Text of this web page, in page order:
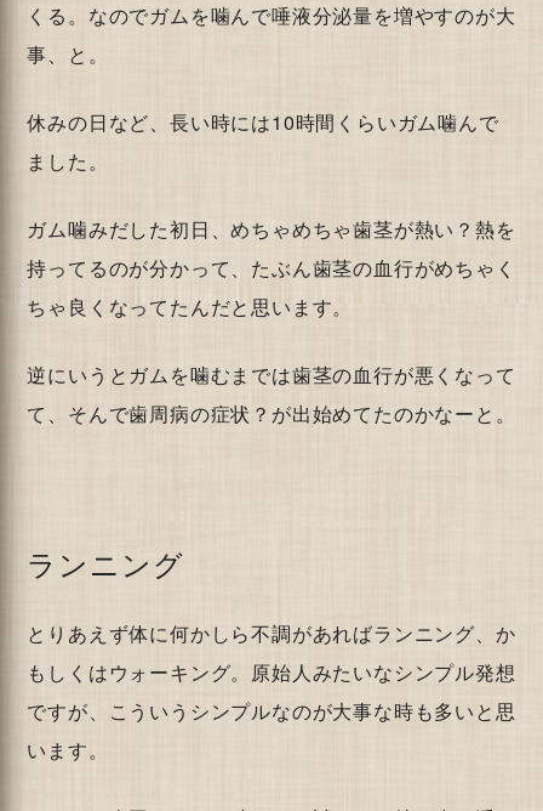
くる。なのでガムを噛んで唾液分泌量を増やすのが大
事、と。
休みの日など、長い時には10時間くらいガム噛んで
ました。
ガム噛みだした初日、めちゃめちゃ歯茎が熱い？熱を
持ってるのが分かって、たぶん歯茎の血行がめちゃく
ちゃ良くなってたんだと思います。
逆にいうとガムを噛むまでは歯茎の血行が悪くなって
て、そんで歯周病の症状？が出始めてたのかなーと。
ランニング
とりあえず体に何かしら不調があればランニング、か
もしくはウォーキング。原始人みたいなシンプル発想
ですが、こういうシンプルなのが大事な時も多いと思
います。